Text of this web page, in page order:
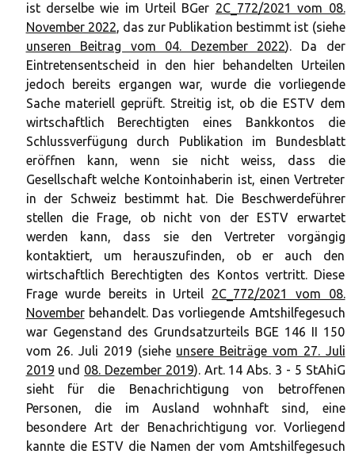
ist derselbe wie im Urteil BGer 2C_772/2021 vom 08.
November 2022, das zur Publikation bestimmt ist (siehe
unseren Beitrag vom 04. Dezember 2022). Da der
Eintretensentscheid in den hier behandelten Urteilen
jedoch bereits ergangen war, wurde die vorliegende
Sache materiell geprüft. Streitig ist, ob die ESTV dem
wirtschaftlich Berechtigten eines Bankkontos die
Schlussverfügung durch Publikation im Bundesblatt
eröffnen kann, wenn sie nicht weiss, dass die
Gesellschaft welche Kontoinhaberin ist, einen Vertreter
in der Schweiz bestimmt hat. Die Beschwerdeführer
stellen die Frage, ob nicht von der ESTV erwartet
werden kann, dass sie den Vertreter vorgängig
kontaktiert, um herauszufinden, ob er auch den
wirtschaftlich Berechtigten des Kontos vertritt. Diese
Frage wurde bereits in Urteil 2C_772/2021 vom 08.
Novemberbehandelt. Das vorliegende Amtshilfegesuch
war Gegenstand des Grundsatzurteils BGE 146 II 150
vom 26. Juli 2019 (siehe unsere Beiträge vom 27. Juli
2019 und 08. Dezember 2019). Art. 14 Abs. 3 - 5 StAhiG
sieht für die Benachrichtigung von betroffenen
Personen, die im Ausland wohnhaft sind, eine
besondere Art der Benachrichtigung vor. Vorliegend
kannte die ESTV die Namen der vom Amtshilfegesuch